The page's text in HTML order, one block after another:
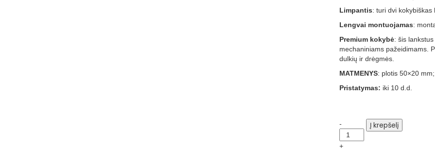
Limpantis: turi dvi
Lengvai montuojamas:
Premium kokybė: šis
mechaniniams pažeidimams.
dulkių ir drėgmės.
MATMENYS: plotis 50×20
Pristatymas: iki 10 d.d.
Plintusas
lankstus
(PVC)
-
+
Į krepšelį